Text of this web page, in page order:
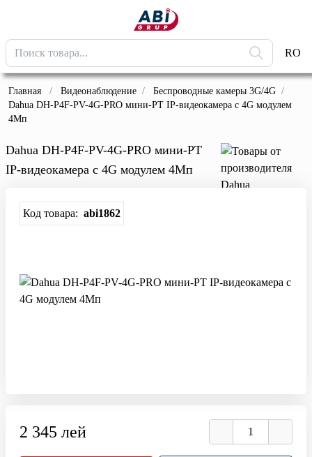
RO
Главная / Видеонаблюдение / Беспроводные камеры 3G/4G /
Dahua DH-P4F-PV-4G-PRO мини-PT IP-видеокамера с 4G модулем
4Мп
Dahua DH-P4F-PV-4G-PRO мини-PT
IP-видеокамера с 4G модулем 4Мп
Код товара: abi1862
2 345 лей